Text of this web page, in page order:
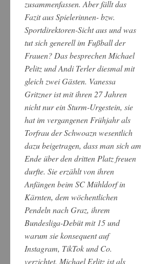
zusammenfassen. Aber fällt das
Fazit aus Spielerinnen- bzw.
Sportdirektoren-Sicht aus und was
tut sich generell im Fußball der
Frauen? Das besprechen Michael
Pelitz und Andi Terler diesmal mit
gleich zwei Gästen. Vanessa
Gritzner ist mit ihren 27 Jahren
nicht nur ein Sturm-Urgestein, sie
hat im vergangenen Frühjahr als
Torfrau der Schwoazn wesentlich
dazu beigetragen, dass man sich am
Ende über den dritten Platz freuen
durfte. Sie erzählt von ihren
Anfängen beim SC Mühldorf in
Kärnten, dem wöchentlichen
Pendeln nach Graz, ihrem
Bundesliga-Debüt mit 15 und
warum sie konsequent auf
Instagram, TikTok und Co.
verzichtet. Michael Erlitz ist als